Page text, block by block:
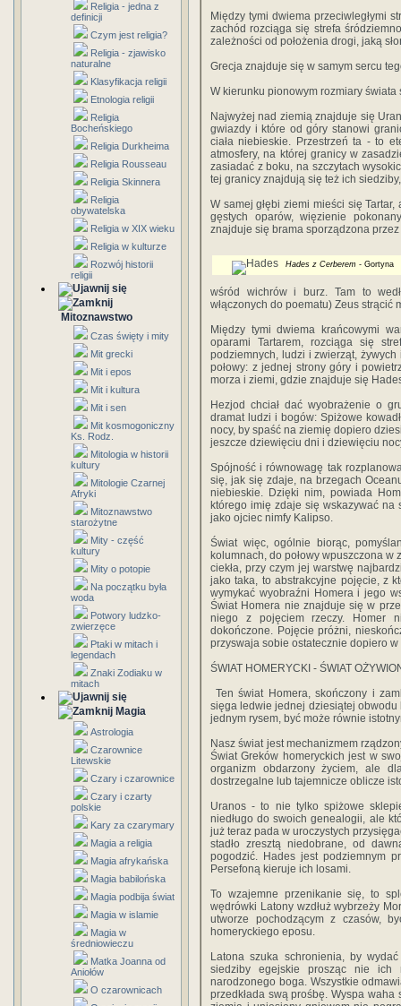
Religia - jedna z
definicji
Czym jest religia?
Religia - zjawisko
naturalne
Klasyfikacja religii
Etnologia religii
Religia
Bocheńskiego
Religia Durkheima
Religia Rousseau
Religia Skinnera
Religia
obywatelska
Religia w XIX wieku
Religia w kulturze
Rozwój historii
religii
Mitoznawstwo
Czas święty i mity
Mit grecki
Mit i epos
Mit i kultura
Mit i sen
Mit kosmogoniczny
Ks. Rodz.
Mitologia w historii
kultury
Mitologie Czarnej
Afryki
Mitoznawstwo
starożytne
Mity - część
kultury
Mity o potopie
Na początku była
woda
Potwory ludzko-
zwierzęce
Ptaki w mitach i
legendach
Znaki Zodiaku w
mitach
Magia
Astrologia
Czarownice
Litewskie
Czary i czarownice
Czary i czarty
polskie
Kary za czarymary
Magia a religia
Magia afrykańska
Magia babilońska
Magia podbija świat
Magia w islamie
Magia w
średniowieczu
Matka Joanna od
Aniołów
O czarownicach
Między tymi dwiema przeciwległymi
zachód rozciąga się strefa
zależności od położenia drogi, jaką
Grecja znajduje się w samym sercu
W kierunku pionowym rozmiary
Najwyżej nad ziemią znajduje się
gwiazdy i które od góry stanowi
ciała niebieskie. Przestrzeń ta - to
atmosfery, na której granicy w
zasiadać z boku, na szczytach
tej granicy znajdują się też ich
W samej głębi ziemi mieści się
gęstych oparów, więzienie
znajduje się brama sporządzona
Hades z Cerberem - Gortyna
wśród wichrów i burz. Tam to
włączonych do poematu) Zeus
Między tymi dwiema krańcowymi
oparami Tartarem, rozciąga się
podziemnych, ludzi i zwierząt,
połowy: z jednej strony góry i
morza i ziemi, gdzie znajduje się
Hezjod chciał dać wyobrażenie o
dramat ludzi i bogów: Spiżowe
nocy, by spaść na ziemię dopiero
jeszcze dziewięciu dni i dziewięciu
Spójność i równowagę tak
się, jak się zdaje, na brzegach
niebieskie. Dzięki nim, powiada
którego imię zdaje się wskazywać
jako ojciec nimfy Kalipso.
Świat więc, ogólnie biorąc,
kolumnach, do połowy wpuszczona w
ciekła, przy czym jej warstwę
jako taka, to abstrakcyjne pojęcie, z
wymykać wyobraźni Homera i jego
Świat Homera nie znajduje się w
niego z pojęciem rzeczy. Homer
dokończone. Pojęcie próżni,
przyswaja sobie ostatecznie dopiero w
ŚWIAT HOMERYCKI - ŚWIAT
Ten świat Homera, skończony i
sięga ledwie jednej dziesiątej
jednym rysem, być może równie
Nasz świat jest mechanizmem
Świat Greków homeryckich jest w
organizm obdarzony życiem, ale
dostrzegalne lub tajemnicze oblicze
Uranos - to nie tylko spiżowe
niedługo do swoich genealogii, ale
już teraz pada w uroczystych
stadło zresztą niedobrane, od
pogodzić. Hades jest podziemnym
Persefoną kieruje ich losami.
To wzajemne przenikanie się, to
wędrówki Latony wzdłuż wybrzeży
utworze pochodzącym z czasów,
homeryckiego eposu.
Latona szuka schronienia, by
siedziby egejskie prosząc nie ich
narodzonego boga. Wszystkie
przedkłada swą prośbę. Wyspa waha